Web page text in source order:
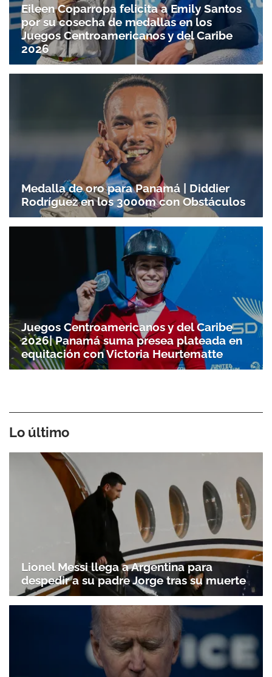
Eileen Coparropa felicita a Emily Santos
por su cosecha de medallas en los
Juegos Centroamericanos y del Caribe
2026
Medalla de oro para Panamá | Diddier
Rodríguez en los 3000m con Obstáculos
Juegos Centroamericanos y del Caribe
2026| Panamá suma presea plateada en
equitación con Victoria Heurtematte
Lo último
Lionel Messi llega a Argentina para
despedir a su padre Jorge tras su muerte